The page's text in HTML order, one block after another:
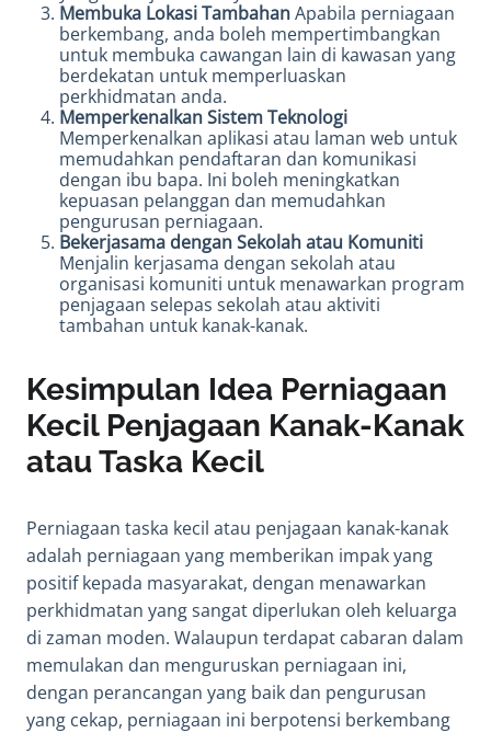
Membuka Lokasi TambahanApabila perniagaan
berkembang, anda boleh mempertimbangkan
untuk membuka cawangan lain di kawasan yang
berdekatan untuk memperluaskan
perkhidmatan anda.
Memperkenalkan Sistem Teknologi
Memperkenalkan aplikasi atau laman web untuk
memudahkan pendaftaran dan komunikasi
dengan ibu bapa. Ini boleh meningkatkan
kepuasan pelanggan dan memudahkan
pengurusan perniagaan.
Bekerjasama dengan Sekolah atau Komuniti
Menjalin kerjasama dengan sekolah atau
organisasi komuniti untuk menawarkan program
penjagaan selepas sekolah atau aktiviti
tambahan untuk kanak-kanak.
Kesimpulan Idea Perniagaan
Kecil Penjagaan Kanak-Kanak
atau Taska Kecil
Perniagaan taska kecil atau penjagaan kanak-kanak
adalah perniagaan yang memberikan impak yang
positif kepada masyarakat, dengan menawarkan
perkhidmatan yang sangat diperlukan oleh keluarga
di zaman moden. Walaupun terdapat cabaran dalam
memulakan dan menguruskan perniagaan ini,
dengan perancangan yang baik dan pengurusan
yang cekap, perniagaan ini berpotensi berkembang